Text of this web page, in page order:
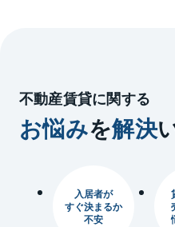
不動産賃貸に関する
お悩みを解決
入居者が
すぐ決まるか
不安